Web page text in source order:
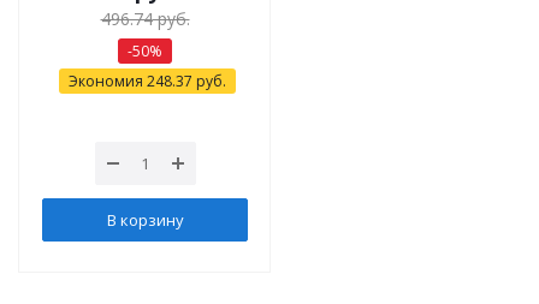
496.74руб.
-50%
Экономия 248.37 руб.
В корзину